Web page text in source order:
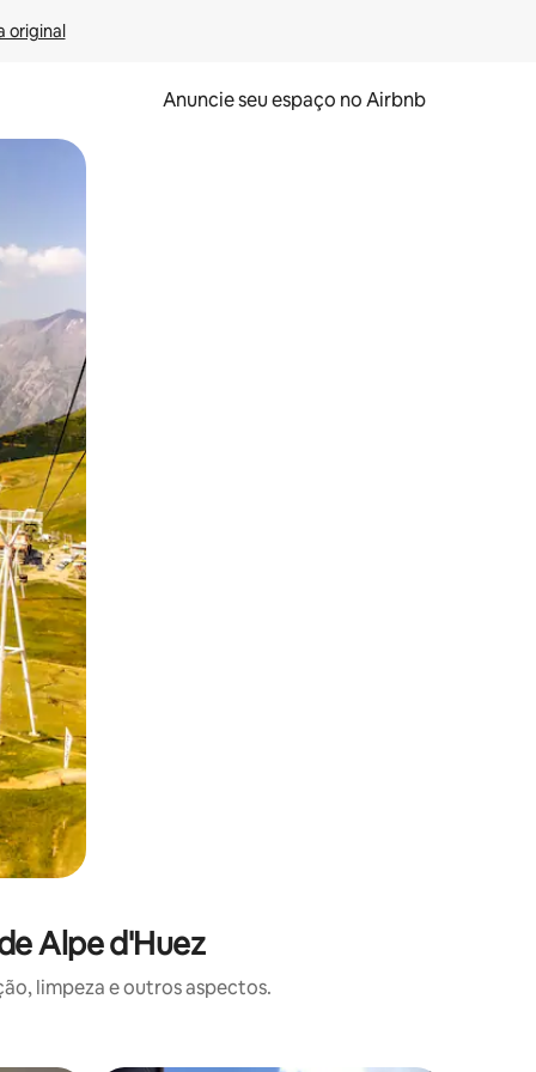
original
Anuncie seu espaço no Airbnb
o dedo na tela.
Alpe d'Huez
limpeza e outros aspectos.